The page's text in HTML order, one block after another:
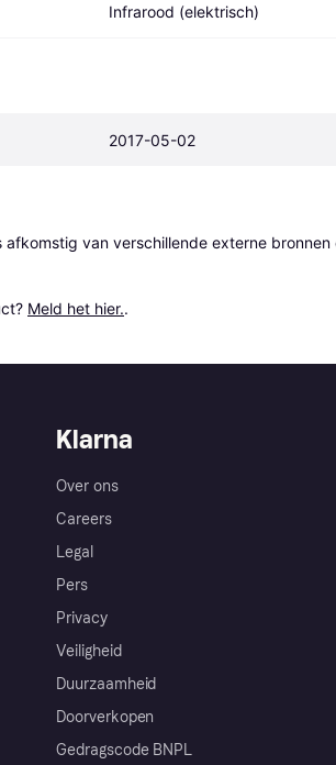
Infrarood (elektrisch)
2017-05-02
van verschillende externe bronnen
Meld het hier..
Klarna
Over ons
Careers
Legal
Pers
Privacy
Veiligheid
Duurzaamheid
Doorverkopen
Gedragscode BNPL